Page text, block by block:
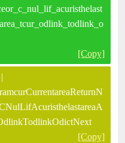
[Copy]
[Copy]